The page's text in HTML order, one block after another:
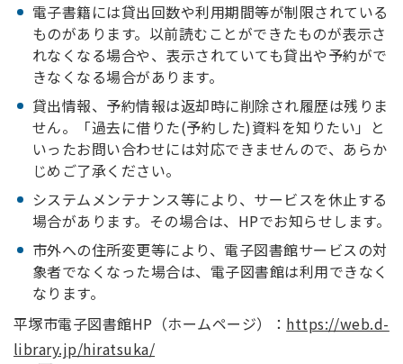
電子書籍には貸出回数や利用期間等が制限されている
ものがあります。以前読むことができたものが表示さ
れなくなる場合や、表示されていても貸出や予約がで
きなくなる場合があります。
貸出情報、予約情報は返却時に削除され履歴は残りま
せん。「過去に借りた(予約した)資料を知りたい」と
いったお問い合わせには対応できませんので、あらか
じめご了承ください。
システムメンテナンス等により、サービスを休止する
場合があります。その場合は、HPでお知らせします。
市外への住所変更等により、電子図書館サービスの対
象者でなくなった場合は、電子図書館は利用できなく
なります。
平塚市電子図書館HP（ホームページ）： https://web.d-
library.jp/hiratsuka/